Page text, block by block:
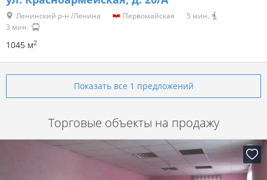
Ленинский р-н /Ленина Первомайская
5 мин.
3 мин.
1045 м2
Показать все 1 предложений
Торговые объекты на продажу